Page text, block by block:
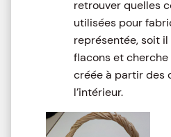
retrouver quelles
utilisées pour
représentée, soit
flacons et
créée à partir des
l’intérieur.